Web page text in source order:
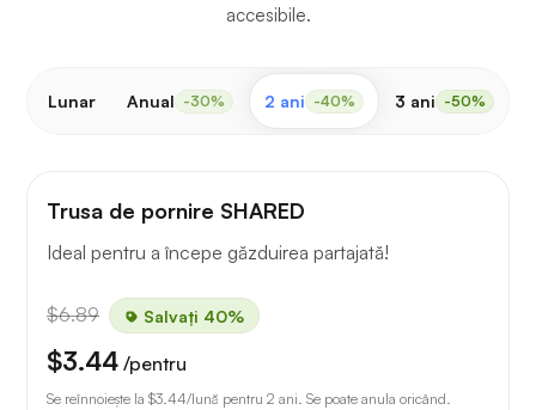
accesibile.
Lunar Anual -30% 2 ani -40% 3 ani -50%
Trusa de pornire SHARED
Ideal pentru a începe găzduirea partajată!
$6.89 Salvați 40%
$3.44 /pentru
Se reînnoiește la $3.44/lună pentru 2 ani. Se poate anula oricând.